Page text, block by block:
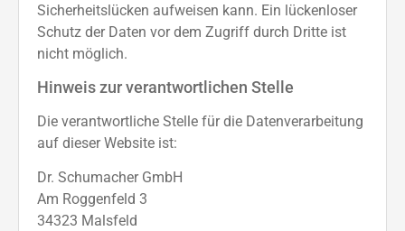
Sicherheitslücken aufweisen kann. Ein lückenloser
Schutz der Daten vor dem Zugriff durch Dritte ist
nicht möglich.
Hinweis zur verantwortlichen Stelle
Die verantwortliche Stelle für die Datenverarbeitung
auf dieser Website ist:
Dr. Schumacher GmbH
Am Roggenfeld 3
34323 Malsfeld